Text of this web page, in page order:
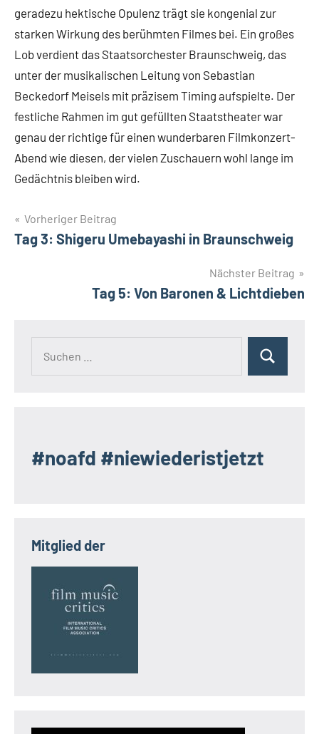
geradezu hektische Opulenz trägt sie kongenial zur
starken Wirkung des berühmten Filmes bei. Ein großes
Lob verdient das Staatsorchester Braunschweig, das
unter der musikalischen Leitung von Sebastian
Beckedorf Meisels mit präzisem Timing aufspielte. Der
festliche Rahmen im gut gefüllten Staatstheater war
genau der richtige für einen wunderbaren Filmkonzert-
Abend wie diesen, der vielen Zuschauern wohl lange im
Gedächtnis bleiben wird.
Beitragsnavigation
Vorheriger Beitrag
Tag 3: Shigeru Umebayashi in Braunschweig
Nächster Beitrag
Tag 5: Von Baronen & Lichtdieben
Suchen
#noafd #niewiederistjetzt
Mitglied der